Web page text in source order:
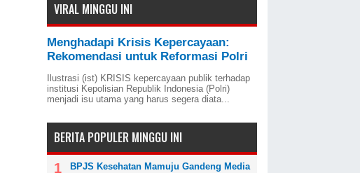
VIRAL MINGGU INI
Menghadapi Krisis Kepercayaan:
Rekomendasi untuk Reformasi Polri
Ilustrasi (ist) KRISIS kepercayaan publik terhadap
institusi Kepolisian Republik Indonesia (Polri)
menjadi isu utama yang harus segera diata...
BERITA POPULER MINGGU INI
BPJS Kesehatan Mamuju Gandeng Media